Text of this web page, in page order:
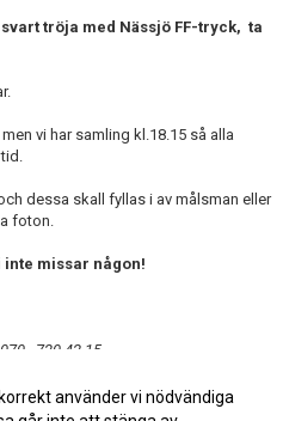
tröja med Nässjö FF-tryck, ta
vi har samling kl.18.15 så alla
dessa skall fyllas i av målsman eller
foton.
inte missar någon!
- 720 42 15
använder vi nödvändiga